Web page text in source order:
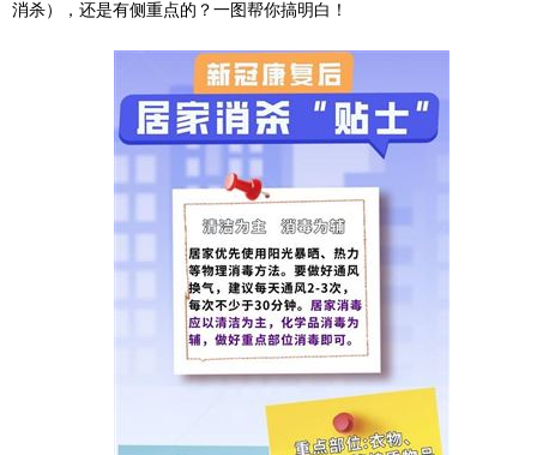
消杀），还是有侧重点的？一图帮你搞明白！